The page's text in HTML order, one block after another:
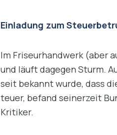
Einladung zum
Im Friseurhandwerk (aber
und läuft dagegen Sturm.
seit bekannt wurde, dass
teuer, befand seinerzeit
Kritiker.